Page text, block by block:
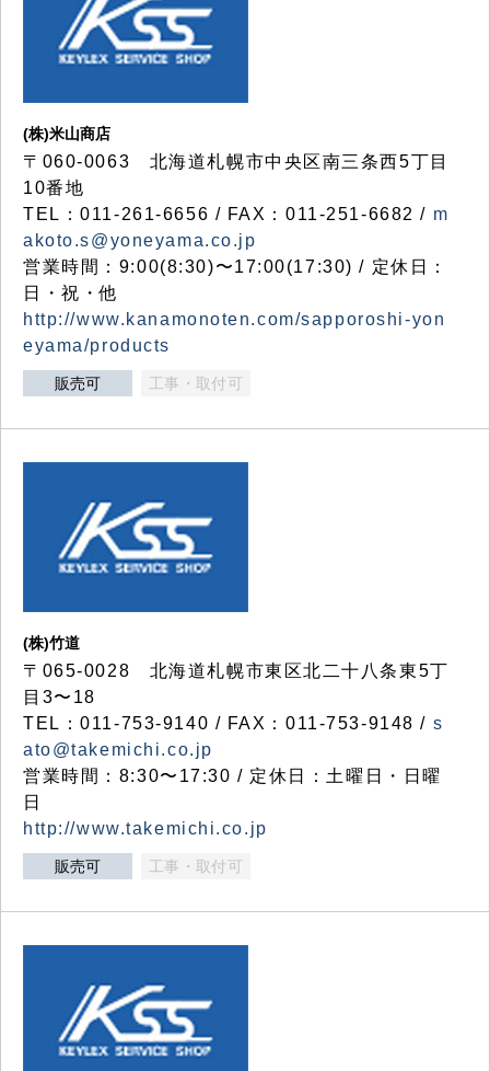
(株)米山商店
〒060-0063 北海道札幌市中央区南三条西5丁目
10番地
TEL：011-261-6656 / FAX：011-251-6682 / m
akoto.s@yoneyama.co.jp
営業時間：9:00(8:30)〜17:00(17:30) / 定休日：
日・祝・他
http://www.kanamonoten.com/sapporoshi-yon
eyama/products
販売可 工事・取付可
(株)竹道
〒065-0028 北海道札幌市東区北二十八条東5丁
目3〜18
TEL：011-753-9140 / FAX：011-753-9148 / s
ato@takemichi.co.jp
営業時間：8:30〜17:30 / 定休日：土曜日・日曜
日
http://www.takemichi.co.jp
販売可 工事・取付可